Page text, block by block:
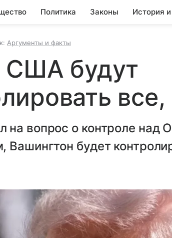
Политика Законы История и
Аргументы и факты
США будут
все,
на вопрос о контроле над
Вашингтон будет